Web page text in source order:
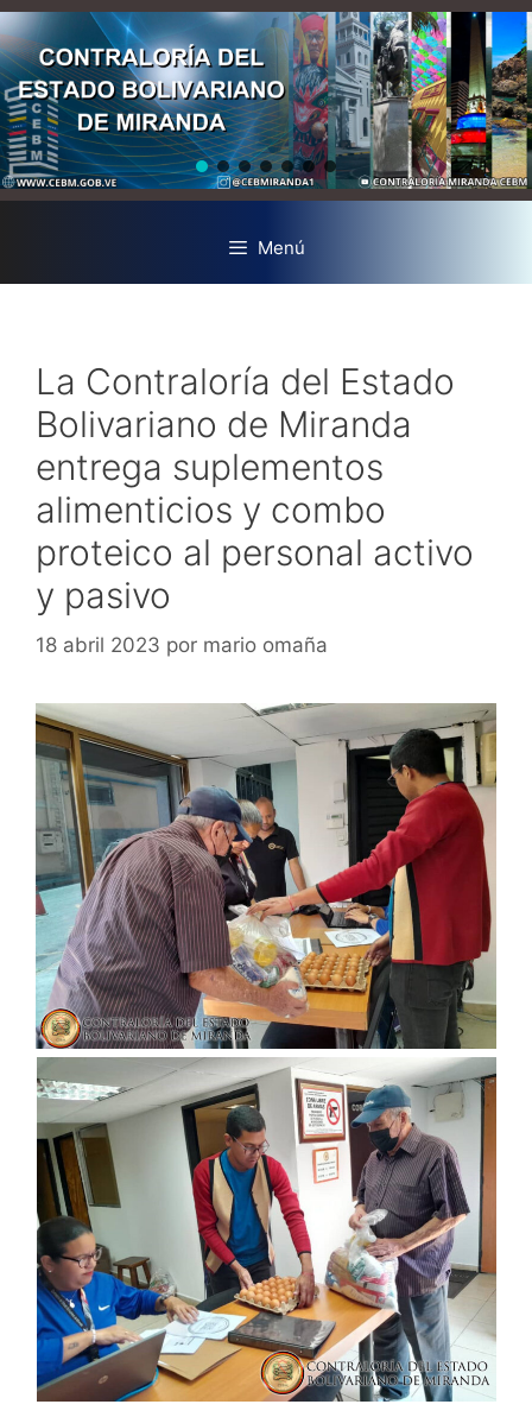
Menú
La Contraloría del Estado
Bolivariano de Miranda
entrega suplementos
alimenticios y combo
proteico al personal activo
y pasivo
18 abril 2023 por mario omaña